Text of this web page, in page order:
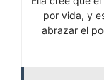
por vida, y
abrazar el